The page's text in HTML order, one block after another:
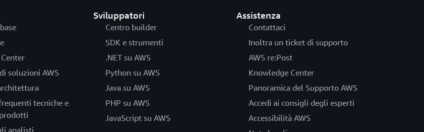
soluzioni AWS
tecniche e
Sviluppatori
Centro builder
SDK e strumenti
.NET su AWS
Python su AWS
Java su AWS
PHP su AWS
JavaScript su AWS
Assistenza
Contattaci
Inoltra un ticket di supporto
AWS re:Post
Knowledge Center
Panoramica del Supporto AWS
Accedi ai consigli degli esperti
Accessibilità AWS